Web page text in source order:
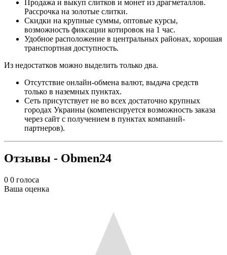
Продажа и выкуп слитков и монет из драгметаллов.
Рассрочка на золотые слитки.
Скидки на крупные суммы, оптовые курсы,
возможность фиксации котировок на 1 час.
Удобное расположение в центральных районах, хорошая
транспортная доступность.
Из недостатков можно выделить только два.
Отсутствие онлайн-обмена валют, выдача средств
только в наземных пунктах.
Сеть присутствует не во всех достаточно крупных
городах Украины (компенсируется возможность заказа
через сайт с получением в пунктах компаний-
партнеров).
Отзывы - Obmen24
0 0 голоса
Ваша оценка